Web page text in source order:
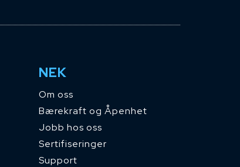
NEK
Om oss
Bærekraft og Åpenhet
Jobb hos oss
Sertifiseringer
Support